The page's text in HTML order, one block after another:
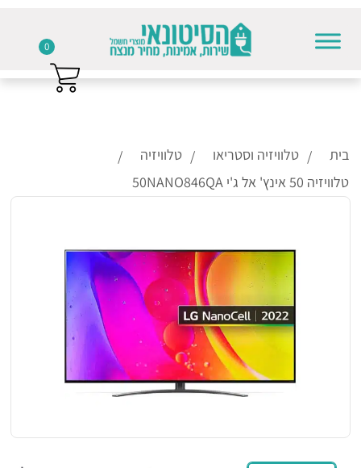
בית טלוויזיה וסטריאו
טלוויזיה
טלוויזיה 50 אינץ' אל ג'י 50NANO846QA
0